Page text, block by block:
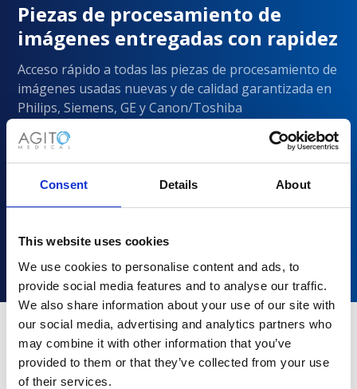
Consent Details About
This website uses cookies
We use cookies to personalise content and ads, to
provide social media features and to analyse our traffic.
We also share information about your use of our site with
our social media, advertising and analytics partners who
may combine it with other information that you’ve
provided to them or that they’ve collected from your use
of their services.
Piezas de procesamiento de
imágenes entregadas con rapidez
Acceso rápido a todas las piezas de procesamiento de
imágenes usadas nuevas y de calidad garantizada en
Philips, Siemens, GE y Canon/Toshiba
¿Por qué elegir Agito Medical?